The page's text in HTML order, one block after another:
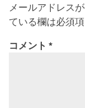
メールアドレス
ている欄は必須
コメント *